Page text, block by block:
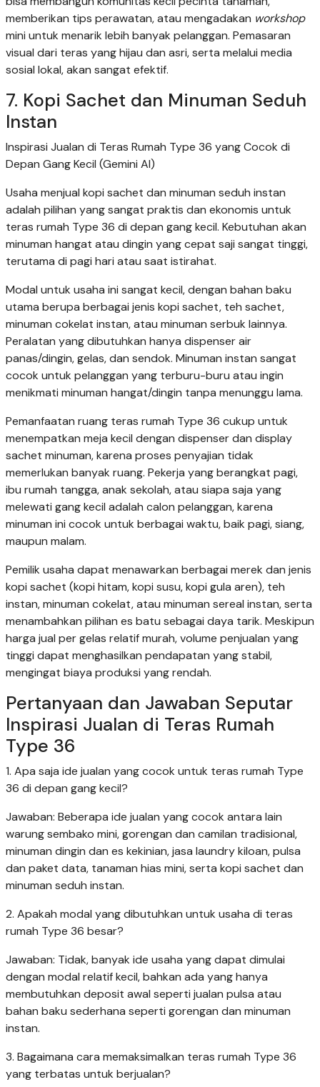
memberikan tips perawatan, atau mengadakan workshop
mini untuk menarik lebih banyak pelanggan. Pemasaran
visual dari teras yang hijau dan asri, serta melalui media
sosial lokal, akan sangat efektif.
7. Kopi Sachet dan Minuman Seduh
Instan
Inspirasi Jualan di Teras Rumah Type 36 yang Cocok di
Depan Gang Kecil (Gemini AI)
Usaha menjual kopi sachet dan minuman seduh instan
adalah pilihan yang sangat praktis dan ekonomis untuk
teras rumah Type 36 di depan gang kecil. Kebutuhan akan
minuman hangat atau dingin yang cepat saji sangat tinggi,
terutama di pagi hari atau saat istirahat.
Modal untuk usaha ini sangat kecil, dengan bahan baku
utama berupa berbagai jenis kopi sachet, teh sachet,
minuman cokelat instan, atau minuman serbuk lainnya.
Peralatan yang dibutuhkan hanya dispenser air
panas/dingin, gelas, dan sendok. Minuman instan sangat
cocok untuk pelanggan yang terburu-buru atau ingin
menikmati minuman hangat/dingin tanpa menunggu lama.
Pemanfaatan ruang teras rumah Type 36 cukup untuk
menempatkan meja kecil dengan dispenser dan display
sachet minuman, karena proses penyajian tidak
memerlukan banyak ruang. Pekerja yang berangkat pagi,
ibu rumah tangga, anak sekolah, atau siapa saja yang
melewati gang kecil adalah calon pelanggan, karena
minuman ini cocok untuk berbagai waktu, baik pagi, siang,
maupun malam.
Pemilik usaha dapat menawarkan berbagai merek dan jenis
kopi sachet (kopi hitam, kopi susu, kopi gula aren), teh
instan, minuman cokelat, atau minuman sereal instan, serta
menambahkan pilihan es batu sebagai daya tarik. Meskipun
harga jual per gelas relatif murah, volume penjualan yang
tinggi dapat menghasilkan pendapatan yang stabil,
mengingat biaya produksi yang rendah.
Pertanyaan dan Jawaban Seputar
Inspirasi Jualan di Teras Rumah
Type 36
1. Apa saja ide jualan yang cocok untuk teras rumah Type
36 di depan gang kecil?
Jawaban: Beberapa ide jualan yang cocok antara lain
warung sembako mini, gorengan dan camilan tradisional,
minuman dingin dan es kekinian, jasa laundry kiloan, pulsa
dan paket data, tanaman hias mini, serta kopi sachet dan
minuman seduh instan.
2. Apakah modal yang dibutuhkan untuk usaha di teras
rumah Type 36 besar?
Jawaban: Tidak, banyak ide usaha yang dapat dimulai
dengan modal relatif kecil, bahkan ada yang hanya
membutuhkan deposit awal seperti jualan pulsa atau
bahan baku sederhana seperti gorengan dan minuman
instan.
3. Bagaimana cara memaksimalkan teras rumah Type 36
yang terbatas untuk berjualan?